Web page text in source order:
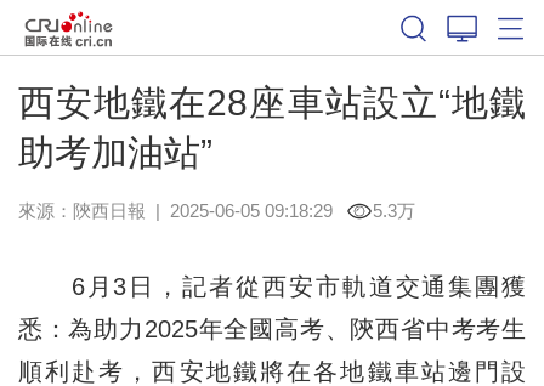
西安地鐵在28座車站設立“地鐵
助考加油站”
來源： 陝西日報 | 2025-06-05 09:18:29 5.3万
6月3日，記者從西安市軌道交通集團獲
悉：為助力2025年全國高考、陝西省中考考生
順利赴考，西安地鐵將在各地鐵車站邊門設